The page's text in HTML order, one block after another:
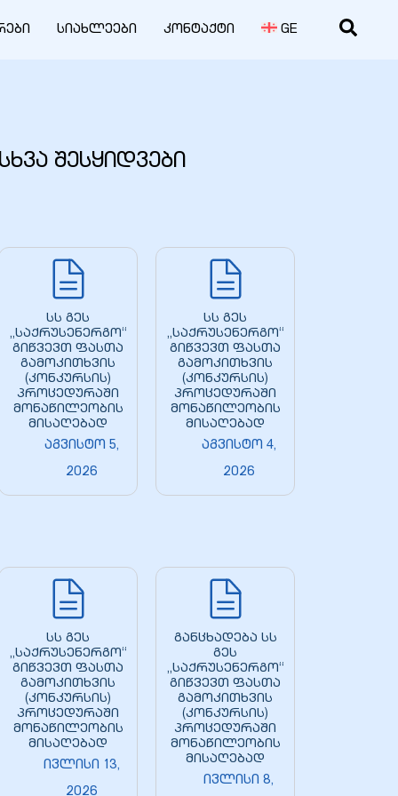
სიახლეები კონტაქტი GE
შესყიდვები
სს გეს
„საქრუსენერგო“
გიწვევთ ფასთა
გამოკითხვის
(კონკურსის)
პროცედურაში
მონაწილეობის
მისაღებად
აგვისტო 5,
2026
სს გეს
„საქრუსენერგო“
გიწვევთ ფასთა
გამოკითხვის
(კონკურსის)
პროცედურაში
მონაწილეობის
მისაღებად
აგვისტო 4,
2026
სს გეს
„საქრუსენერგო“
გიწვევთ ფასთა
გამოკითხვის
(კონკურსის)
პროცედურაში
მონაწილეობის
მისაღებად
ივლისი 13,
2026
განცხადება სს
გეს
„საქრუსენერგო“
გიწვევთ ფასთა
გამოკითხვის
(კონკურსის)
პროცედურაში
მონაწილეობის
მისაღებად
ივლისი 8,